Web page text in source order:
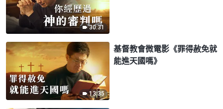
30:31
13:35
基督教會微電影《罪得赦免就
能進天國嗎》